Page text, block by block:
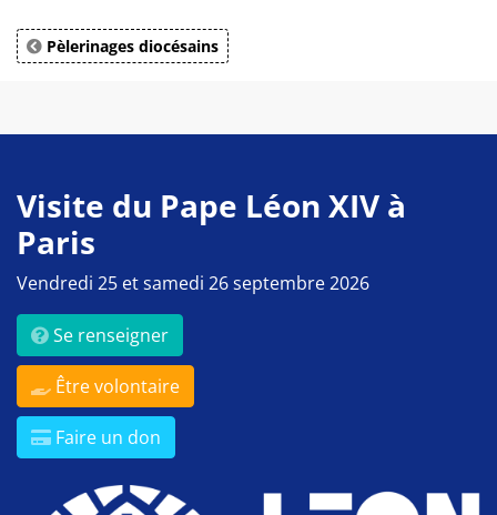
Pèlerinages diocésains
Visite du Pape Léon XIV à
Paris
Vendredi 25 et samedi 26 septembre 2026
Se renseigner
Être volontaire
Faire un don